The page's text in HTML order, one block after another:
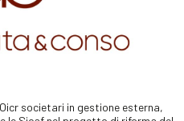
societari in gestione esterna,